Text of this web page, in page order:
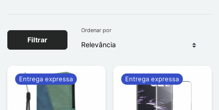
Filtrar
Ordenar por
Entrega expressa Entrega expressa